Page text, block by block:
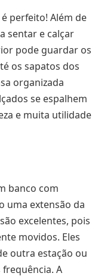
perfeito! Além de
sentar e calçar
pode guardar os
os sapatos dos
organizada
se espalhem
e muita utilidade
banco com
uma extensão da
excelentes, pois
movidos. Eles
outra estação ou
A